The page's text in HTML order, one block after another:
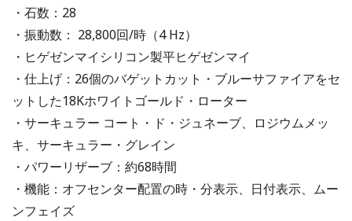
・石数：28
・振動数： 28,800回/時（4 Hz）
・ヒゲゼンマイシリコン製平ヒゲゼンマイ
・仕上げ：26個のバゲットカット・ブルーサファイアをセ
ットした18Kホワイトゴールド・ローター
・サーキュラー コート・ド・ジュネーブ、ロジウムメッ
キ、サーキュラー・グレイン
・パワーリザーブ：約68時間
・機能：オフセンター配置の時・分表示、日付表示、ムー
ンフェイズ